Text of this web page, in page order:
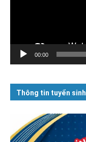
00:00
Thông tin tuyển sinh